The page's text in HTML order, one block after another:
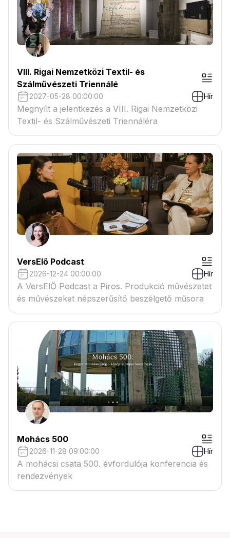
VIII. Rigai Nemzetközi Textil- és
Szálművészeti Triennálé
2027-05-28 00:00:00 Hír
Megnyílt a jelentkezés a VIII. Rigai Nemzetközi
Textil- és Szálművészeti Triennáléra
VersElő Podcast
2026-12-24 00:00:00 Hír
A VersElŐ Podcast a Piros. Produkció művészetet
és művészeket népszerűsítő beszélgető műsora
Mohács 500
2026-11-28 09:00:00 Hír
A mohácsi csata 500. évfordulója konferencia és
rendezvények